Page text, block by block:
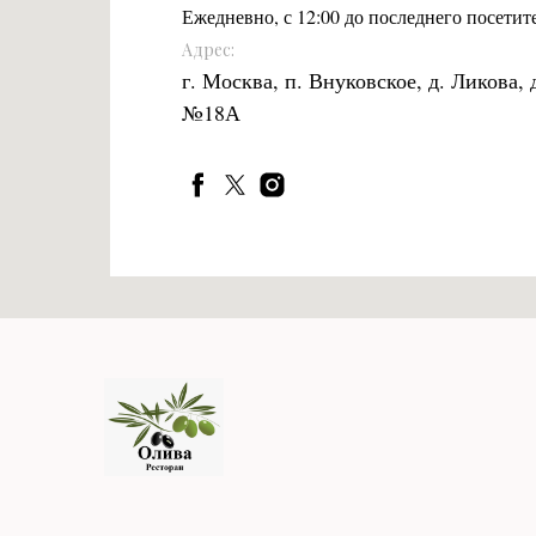
Ежедневно, с 12:00 до последнего
Адрес:
г. Москва, п. Внуковское, д. Ликова,
№18А